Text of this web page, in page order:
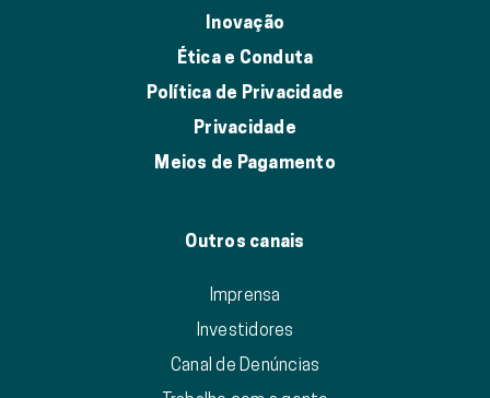
Inovação
Ética e Conduta
Política de Privacidade
Privacidade
Meios de Pagamento
Outros canais
Imprensa
Investidores
Canal de Denúncias